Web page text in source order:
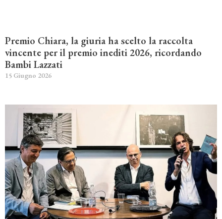
Premio Chiara, la giuria ha scelto la raccolta
vincente per il premio inediti 2026, ricordando
Bambi Lazzati
15 Giugno 2026